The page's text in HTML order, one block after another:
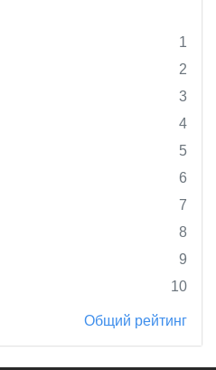
1
2
3
4
5
6
7
8
9
10
Общий рейтинг